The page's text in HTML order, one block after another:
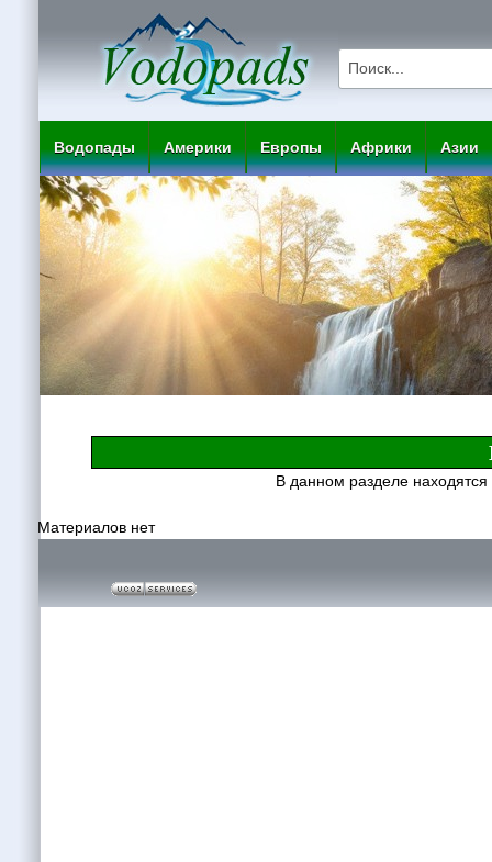
Водопады Америки Европы Африки Азии
В данном разделе
Материалов нет